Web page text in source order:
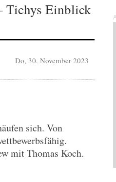
Tichys Einblick
Do, 30. November 2023
sich. Von
mit Thomas Koch.